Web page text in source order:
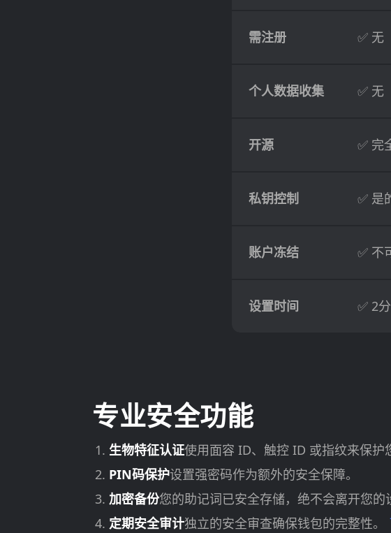
需注册 ✅ 无
个人数据收集 ✅ 无
开源 ✅ 完
私钥控制 ✅ 是
账户冻结 ✅ 不
设置时间 ✅ 2
专业安全功能
生物特征认证使用面容 ID、触控 ID 或指纹来保护
PIN码保护设置强密码作为额外的安全保障。
加密备份您的助记词已安全存储，绝不会离开您的
定期安全审计独立的安全审查确保钱包的完整性。